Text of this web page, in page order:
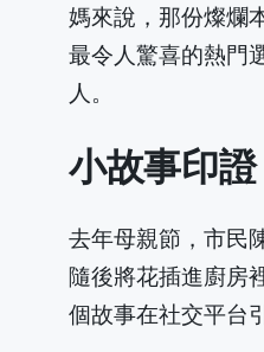
媽來說，那份燦爛
最令人驚喜的熱門
人。
小故事印
去年母親節，市民
隨後將花插進廚房
個故事在社交平台